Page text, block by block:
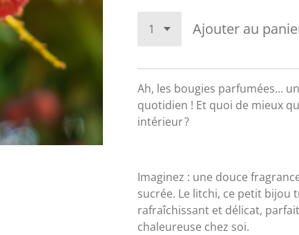
Ajouter au
Ah, les bougies parfumées...
quotidien ! Et quoi de mieux
intérieur ?
Imaginez : une douce
sucrée. Le litchi, ce petit bijou
rafraîchissant et délicat,
chaleureuse chez soi.